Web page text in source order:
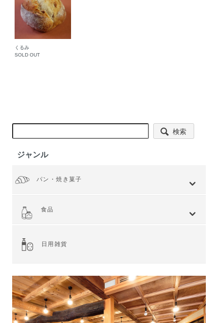
くるみ
SOLD OUT
検索
ジャンル
パン・焼き菓子
食品
日用雑貨